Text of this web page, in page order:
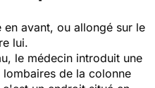
en avant, ou allongé sur le
lui.
le médecin introduit une
de la colonne